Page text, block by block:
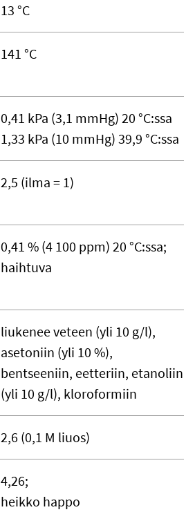
13 °C
141 °C
0,41 kPa (3,1 mmHg) 20 °C:ssa
1,33 kPa (10 mmHg) 39,9 °C:ssa
2,5 (ilma = 1)
0,41 % (4 100 ppm) 20 °C:ssa;
haihtuva
liukenee veteen (yli 10 g/l),
asetoniin (yli 10 %),
bentseeniin, eetteriin, etanoliin
(yli 10 g/l), kloroformiin
2,6 (0,1 M liuos)
4,26;
heikko happo